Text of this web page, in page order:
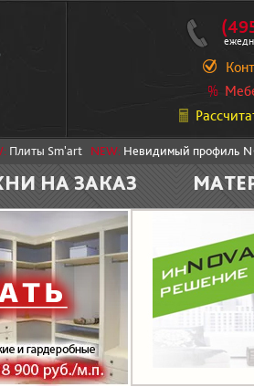
Плиты Sm'art NEW: Невидимый профиль
НА ЗАКАЗ